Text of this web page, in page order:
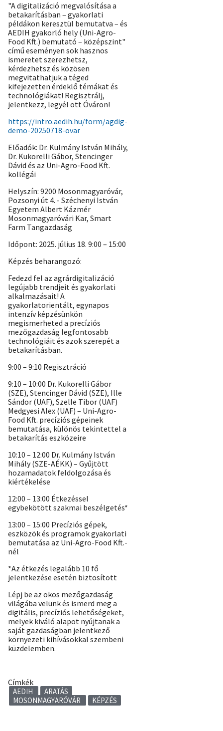
"A digitalizáció megvalósítása a
betakarításban – gyakorlati
példákon keresztül bemutatva – és
AEDIH gyakorló hely (Uni-Agro-
Food Kft.) bemutató – középszint"
című eseményen sok hasznos
ismeretet szerezhetsz,
kérdezhetsz és közösen
megvitathatjuk a téged
kifejezetten érdeklő témákat és
technológiákat! Regisztrálj,
jelentkezz, legyél ott Óváron!
https://intro.aedih.hu/form/agdig-
demo-20250718-ovar
Előadók: Dr. Kulmány István Mihály,
Dr. Kukorelli Gábor, Stencinger
Dávid és az Uni-Agro-Food Kft.
kollégái
Helyszín: 9200 Mosonmagyaróvár,
Pozsonyi út 4. - Széchenyi István
Egyetem Albert Kázmér
Mosonmagyaróvári Kar, Smart
Farm Tangazdaság
Időpont: 2025. július 18. 9:00 – 15:00
Képzés beharangozó:
Fedezd fel az agrárdigitalizáció
legújabb trendjeit és gyakorlati
alkalmazásait! A
gyakorlatorientált, egynapos
intenzív képzésünkön
megismerheted a precíziós
mezőgazdaság legfontosabb
technológiáit és azok szerepét a
betakarításban.
9:00 – 9:10 Regisztráció
9:10 – 10:00 Dr. Kukorelli Gábor
(SZE), Stencinger Dávid (SZE), Ille
Sándor (UAF), Szelle Tibor (UAF)
Medgyesi Alex (UAF) – Uni-Agro-
Food Kft. precíziós gépeinek
bemutatása, különös tekintettel a
betakarítás eszközeire
10:10 – 12:00 Dr. Kulmány István
Mihály (SZE-AÉKK) – Gyűjtött
hozamadatok feldolgozása és
kiértékelése
12:00 – 13:00 Étkezéssel
egybekötött szakmai beszélgetés*
13:00 – 15:00 Precíziós gépek,
eszközök és programok gyakorlati
bemutatása az Uni-Agro-Food Kft.-
nél
*Az étkezés legalább 10 fő
jelentkezése esetén biztosított
Lépj be az okos mezőgazdaság
világába velünk és ismerd meg a
digitális, precíziós lehetőségeket,
melyek kiváló alapot nyújtanak a
saját gazdaságban jelentkező
környezeti kihívásokkal szembeni
küzdelemben.
Címkék
AEDIH
ARATÁS
MOSONMAGYARÓVÁR
KÉPZÉS